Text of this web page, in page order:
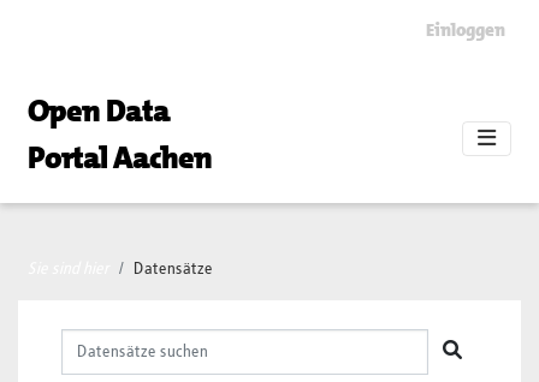
Einloggen
Open Data
Portal Aachen
Datensätze